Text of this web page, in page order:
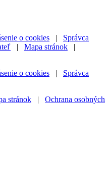
o cookies | Správca
| Mapa stránok |
o cookies | Správca
stránok | Ochrana osobných